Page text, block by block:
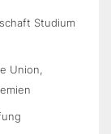
Studium
Union,